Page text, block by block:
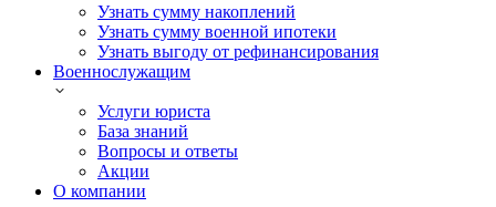
Узнать сумму накоплений
Узнать сумму военной ипотеки
Узнать выгоду от рефинансирования
Военнослужащим
Услуги юриста
База знаний
Вопросы и ответы
Акции
О компании